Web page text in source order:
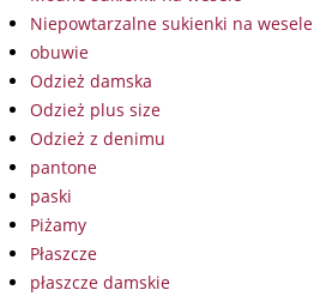
Niepowtarzalne sukienki na wesele
obuwie
Odzież damska
Odzież plus size
Odzież z denimu
pantone
paski
Piżamy
Płaszcze
płaszcze damskie